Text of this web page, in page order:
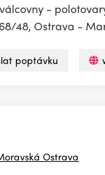
-
48, Ostrava -
poptávku
Ostrava